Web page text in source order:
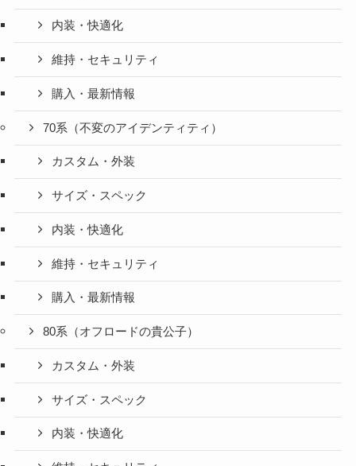
内装・快適化
維持・セキュリティ
購入・最新情報
70系（不変のアイデンティティ）
カスタム・外装
サイズ・スペック
内装・快適化
維持・セキュリティ
購入・最新情報
80系（オフロードの貴公子）
カスタム・外装
サイズ・スペック
内装・快適化